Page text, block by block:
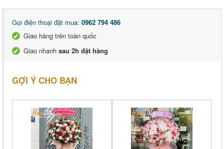
Gọi điện thoại đặt mua: 0962 794 486
Giao hàng trên toàn quốc
Giao nhanh sau 2h đặt hàng
GỢI Ý CHO BẠN